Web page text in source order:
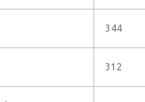
344
312